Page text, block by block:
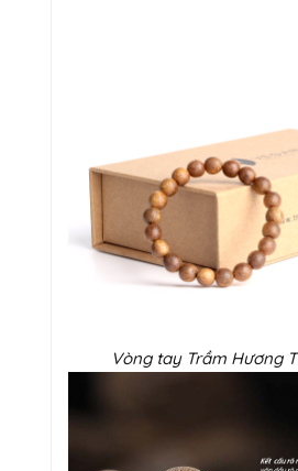
Vòng tay Trầm Hương